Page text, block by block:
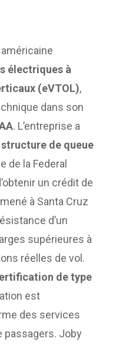
électriques à
(eVTOL),
dans son
. L’entreprise a
structure de queue
de la Federal
un crédit de
à Santa Cruz
d’un
supérieures à
réelles de vol.
de type
est
des services
passagers. Joby